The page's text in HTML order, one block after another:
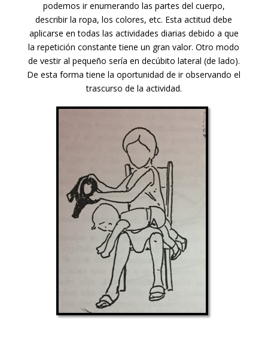
podemos ir enumerando las partes del cuerpo,
describir la ropa, los colores, etc. Esta actitud debe
aplicarse en todas las actividades diarias debido a que
la repetición constante tiene un gran valor. Otro modo
de vestir al pequeño sería en decúbito lateral (de lado).
De esta forma tiene la oportunidad de ir observando el
trascurso de la actividad.